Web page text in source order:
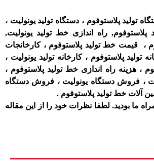
تولید پلاستوفوم ، دستگاه تولید یونولیت ،
پلاستوفوم, راه اندازی خط تولید یونولیت,
، قیمت خط تولید پلاستوفوم ، کارخانجات
تولید پلاستوفوم ، کارخانه تولید یونولیت ،
، هزینه راه اندازی خط تولید پلاستوفوم ،
، فروش دستگاه یونولیت ، فروش دستگاه
آلات خط تولید پلاستوفوم .
ما بودید. لطفا نظرات خود را از این مقاله